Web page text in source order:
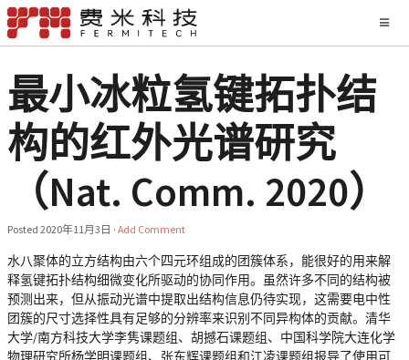
最小冰粒氢键拓扑结
构的红外光谱研究
（Nat. Comm. 2020）
Posted 2020年11月3日 · Add Comment
水八聚体的立方结构由六个四元环组成的团簇体系，能很好的用来解
释氢键拓扑结构细微变化所驱动的协同作用。虽然许多不同的结构被
预测出来，但从振动光谱中提取出结构信息仍待实现，这需要电中性
团簇的尺寸选择性具有足够的分辨率来识别不同异构体的贡献。清华
大学/南方科技大学李隽课题组、胡撼石课题组、中国科学院大连化学
物理研究所杨学明课题组、张东辉课题组和江凌课题组报导了使用可